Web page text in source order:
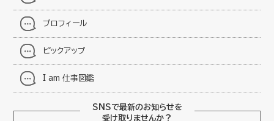
プロフィール
ピックアップ
I am 仕事図鑑
SNSで最新のお知らせを
受け取りませんか？